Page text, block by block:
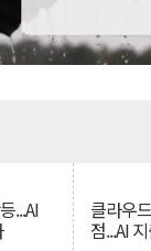
...AI 클라우
점...AI